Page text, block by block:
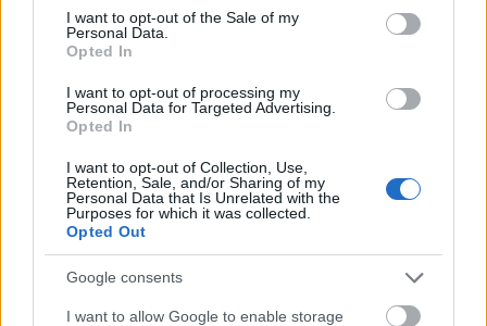
consent section.
I want to opt-out of the Sale of my
Personal Data.
Opted In
I want to opt-out of processing my
Personal Data for Targeted Advertising.
Opted In
I want to opt-out of Collection, Use,
Retention, Sale, and/or Sharing of my
Personal Data that Is Unrelated with the
Purposes for which it was collected.
Opted Out
Google consents
I want to allow Google to enable storage
Mihályi Réka